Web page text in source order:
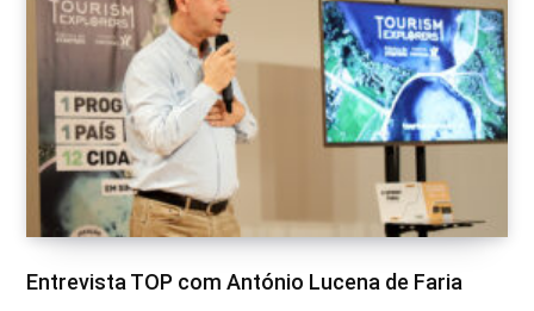
Entrevista TOP com António Lucena de Faria